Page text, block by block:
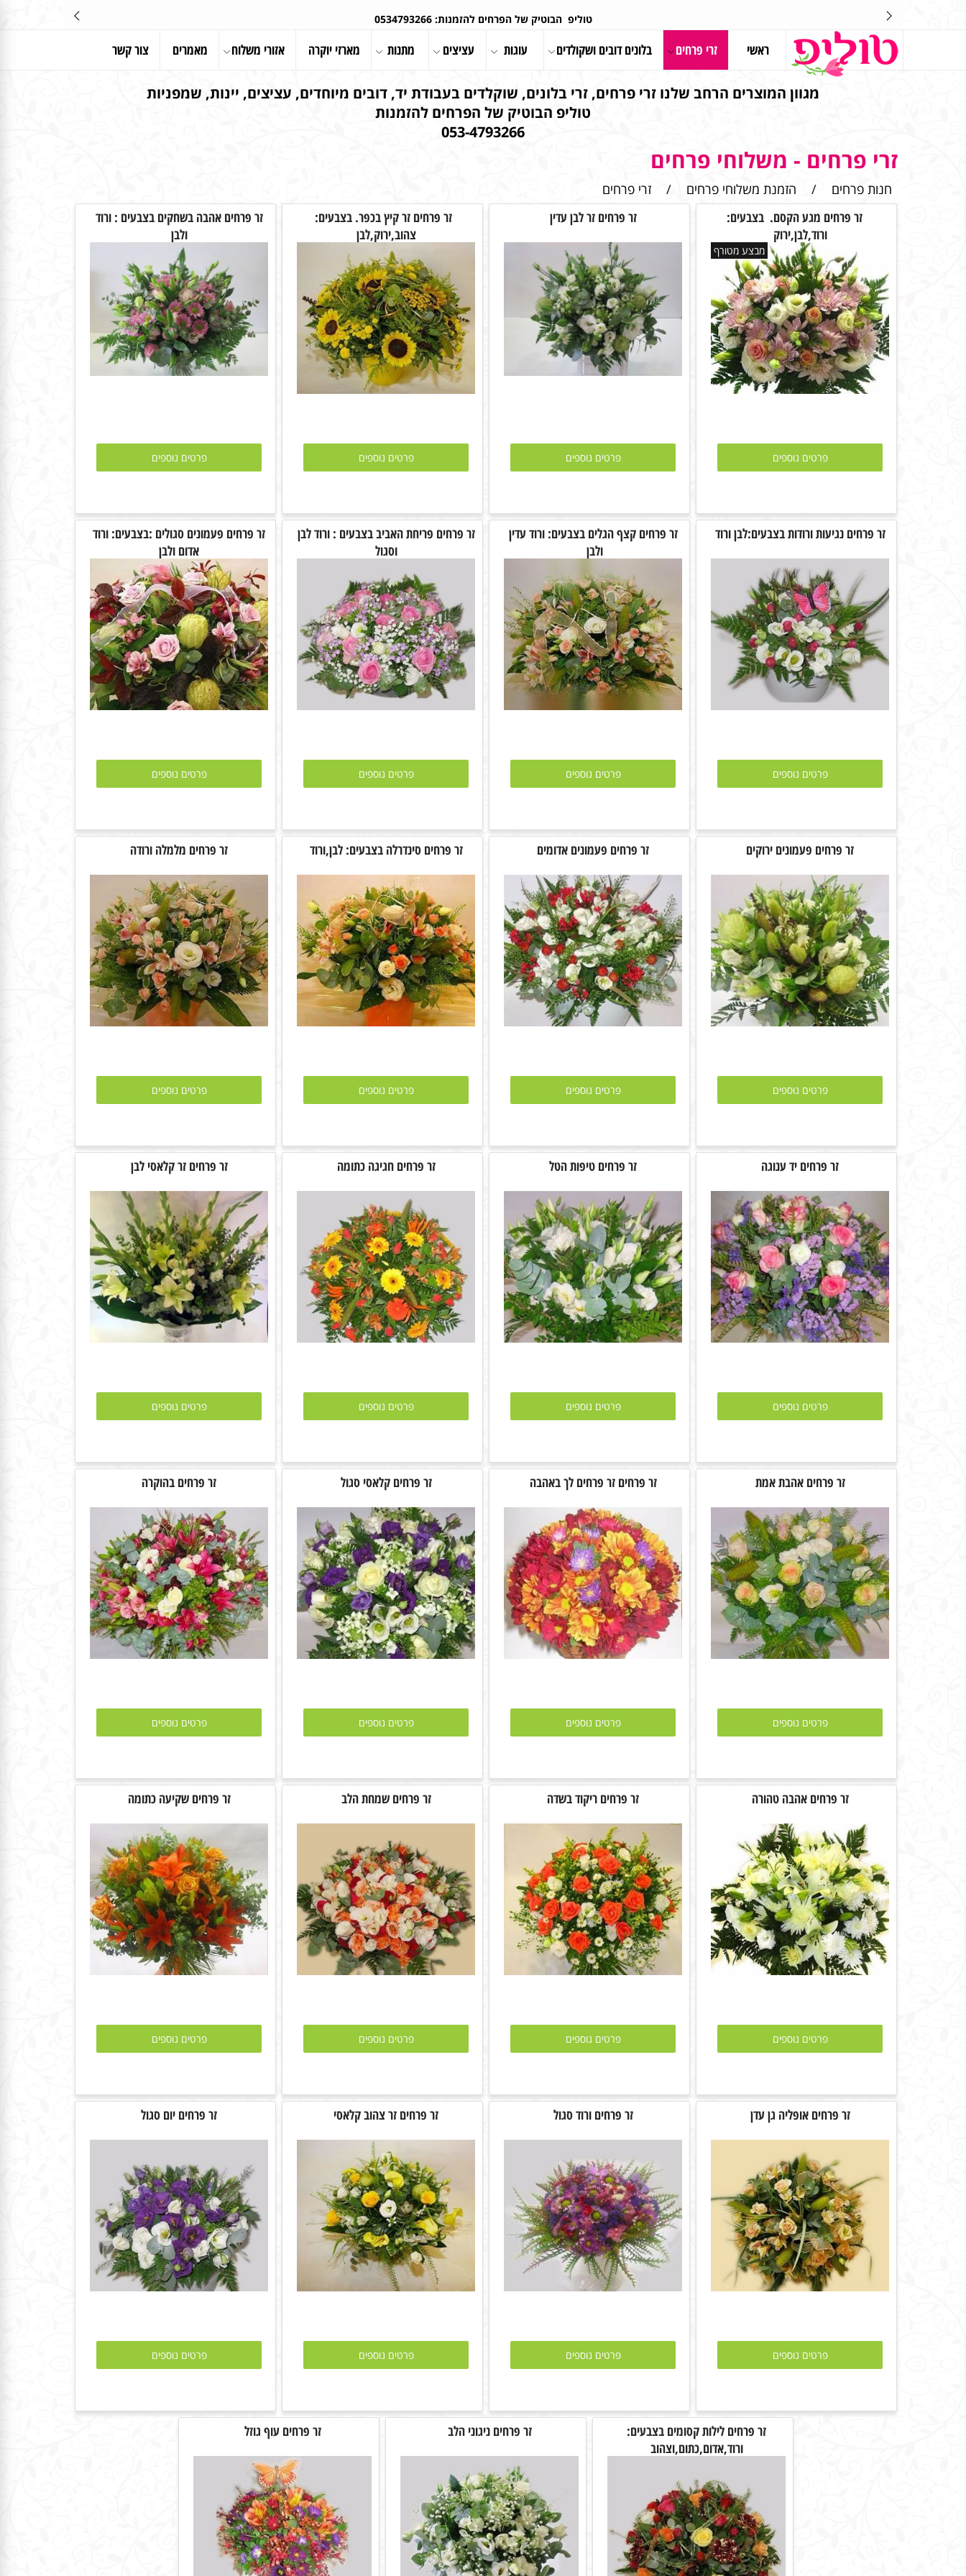
טוליפ הבוטיק של הפרחים להזמנות: 0534793266
ראשי זרי פרחים בלונים דובים ושקולדים עוגות עציצים מתנות מארזי יוקרה אזורי משלוח מאמרים צור קשר
מגוון המוצרים הרחב שלנו זרי פרחים, זרי בלונים, שוקלדים בעבודת יד, דובים מיוחדים, עציצים, יינות, שמפניות
טוליפ הבוטיק של הפרחים להזמנות
053-4793266
זרי פרחים - משלוחי פרחים
חנות פרחים / הזמנת משלוחי פרחים /
זרי פרחים
זר פרחים מגע הקסם. בצבעים:
ורוד,לבן,ירוק
מבצע מטורף
פרטים נוספים
זר פרחים זר לבן עדין
פרטים נוספים
זר פרחים זר קיץ בכפר. בצבעים:
צהוב,ירוק,לבן
פרטים נוספים
זר פרחים אהבה בשחקים בצבעים : ורוד
ולבן
פרטים נוספים
זר פרחים נגיעות ורודות בצבעים:לבן ורוד
פרטים נוספים
זר פרחים קצף הגלים בצבעים: ורוד עדין
ולבן
פרטים נוספים
זר פרחים פריחת האביב בצבעים : ורוד לבן
וסגול
פרטים נוספים
זר פרחים פעמונים סגולים :בצבעים: ורוד
אדום ולבן
פרטים נוספים
זר פרחים פעמונים ירוקים
פרטים נוספים
זר פרחים פעמונים אדומים
פרטים נוספים
זר פרחים סינדרלה בצבעים: לבן,ורוד
פרטים נוספים
זר פרחים מלמלה ורודה
פרטים נוספים
זר פרחים יד ענוגה
פרטים נוספים
זר פרחים טיפות הטל
פרטים נוספים
זר פרחים חגיגה כתומה
פרטים נוספים
זר פרחים זר קלאסי לבן
פרטים נוספים
זר פרחים אהבת אמת
פרטים נוספים
זר פרחים זר פרחים לך באהבה
פרטים נוספים
זר פרחים קלאסי סגול
פרטים נוספים
זר פרחים בהוקרה
פרטים נוספים
זר פרחים אהבה טהורה
פרטים נוספים
זר פרחים ריקוד בשדה
פרטים נוספים
זר פרחים שמחת הלב
פרטים נוספים
זר פרחים שקיעה כתומה
פרטים נוספים
זר פרחים אופליה גן עדן
פרטים נוספים
זר פרחים ורוד סגול
פרטים נוספים
זר פרחים זר צהוב קלאסי
פרטים נוספים
זר פרחים יום סגול
פרטים נוספים
זר פרחים לילות קסומים בצבעים:
ורוד,אדום,כתום,וצהוב
זר פרחים ניגוני הלב זר פרחים עוף גוזל